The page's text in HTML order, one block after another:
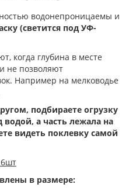
водонепроницаемы и
(светится под УФ-
когда глубина в месте
не позволяют
Например на мелководье
подбираете огрузку
а часть лежала на
видеть поклевку самой
6шт
в размере: